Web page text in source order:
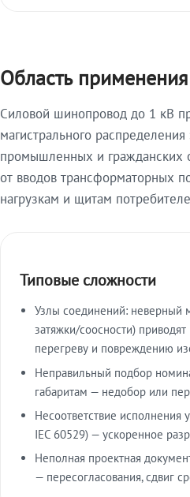
Область применения
Силовой шинопровод до 1 кВ
магистрального
промышленных и гражданских
от вводов трансформаторных
нагрузкам и щитам
Типовые сложности
Узлы соединений: неверный
затяжки/соосности)
перегреву и повреждению
Неправильный подбор
габаритам — недобор или
Несоответствие исполнения
IEC 60529) — ускоренное
Неполная проектная
— пересогласования, сдвиг